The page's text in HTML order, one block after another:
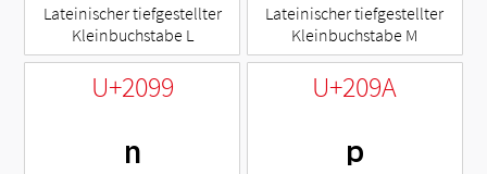
Lateinischer tiefgestellter
Kleinbuchstabe L
Lateinischer tiefgestellter
Kleinbuchstabe M
U+2099
ₙ
U+209A
ₚ